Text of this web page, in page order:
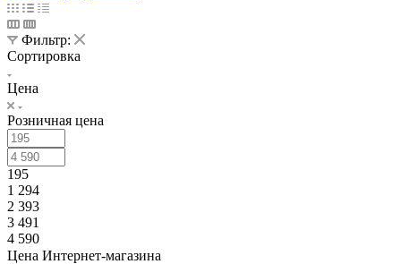
Фильтр:
Сортировка
Цена
Розничная цена
195
1 294
2 393
3 491
4 590
Цена Интернет-магазина